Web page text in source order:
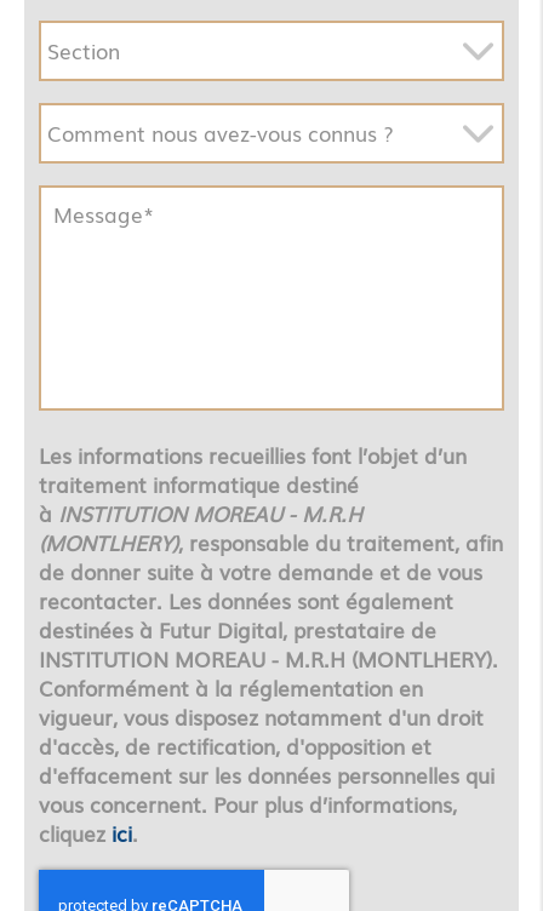
Les informations recueillies font l’objet d’un
traitement informatique destiné
à INSTITUTION MOREAU - M.R.H
(MONTLHERY), responsable du traitement, afin
de donner suite à votre demande et de vous
recontacter. Les données sont également
destinées à Futur Digital, prestataire de
INSTITUTION MOREAU - M.R.H (MONTLHERY).
Conformément à la réglementation en
vigueur, vous disposez notamment d'un droit
d'accès, de rectification, d'opposition et
d'effacement sur les données personnelles qui
vous concernent. Pour plus d’informations,
cliquez ici.